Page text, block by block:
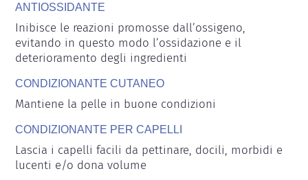
ANTIOSSIDANTE
Inibisce le reazioni promosse dall’ossigeno,
evitando in questo modo l’ossidazione e il
deterioramento degli ingredienti
CONDIZIONANTE CUTANEO
Mantiene la pelle in buone condizioni
CONDIZIONANTE PER CAPELLI
Lascia i capelli facili da pettinare, docili, morbidi e
lucenti e/o dona volume